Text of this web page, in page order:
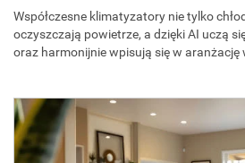
Współczesne klimatyzatory nie tylko
oczyszczają powietrze, a dzięki AI uczą
oraz harmonijnie wpisują się w